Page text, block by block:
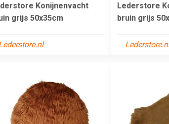
Konijnenvacht
grijs 50x35cm
Lederstore
bruin grijs